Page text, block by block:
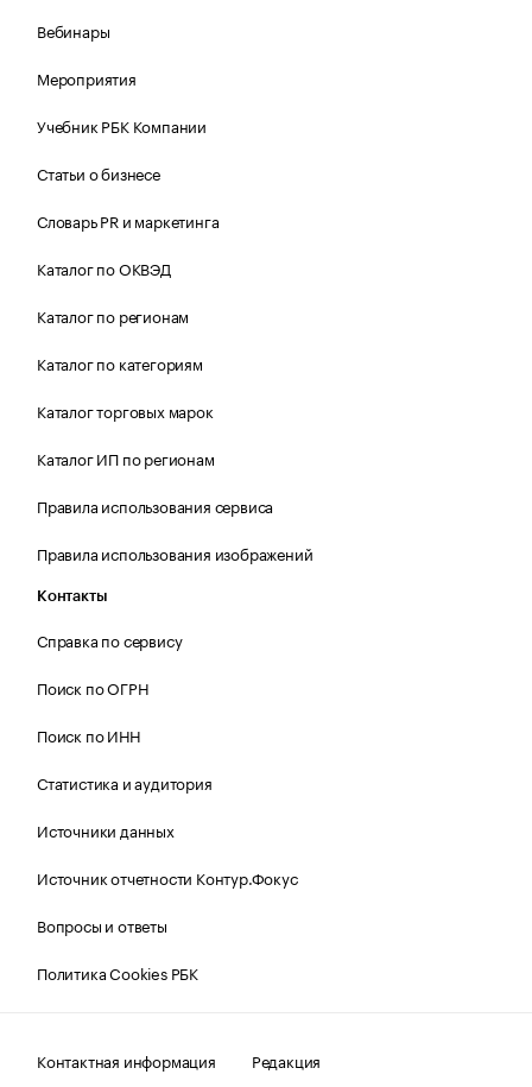
Вебинары
Мероприятия
Учебник РБК Компании
Статьи о бизнесе
Словарь PR и маркетинга
Каталог по ОКВЭД
Каталог по регионам
Каталог по категориям
Каталог торговых марок
Каталог ИП по регионам
Правила использования сервиса
Правила использования изображений
Контакты
Справка по сервису
Поиск по ОГРН
Поиск по ИНН
Статистика и аудитория
Источники данных
Источник отчетности Контур.Фокус
Вопросы и ответы
Политика Cookies РБК
Контактная информация Редакция